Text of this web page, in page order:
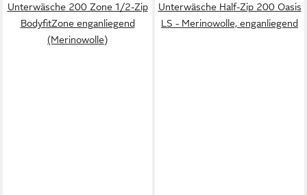
Unterwäsche 200 Zone 1/2-Zip
BodyfitZone enganliegend
(Merinowolle)
Unterwäsche Half-Zip 200 Oasis
LS - Merinowolle, enganliegend